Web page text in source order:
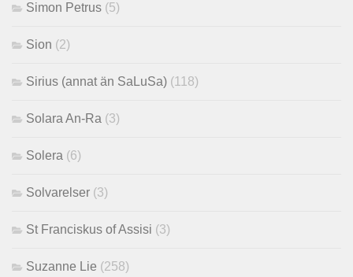
Simon Petrus (5)
Sion (2)
Sirius (annat än SaLuSa) (118)
Solara An-Ra (3)
Solera (6)
Solvarelser (3)
St Franciskus of Assisi (3)
Suzanne Lie (258)